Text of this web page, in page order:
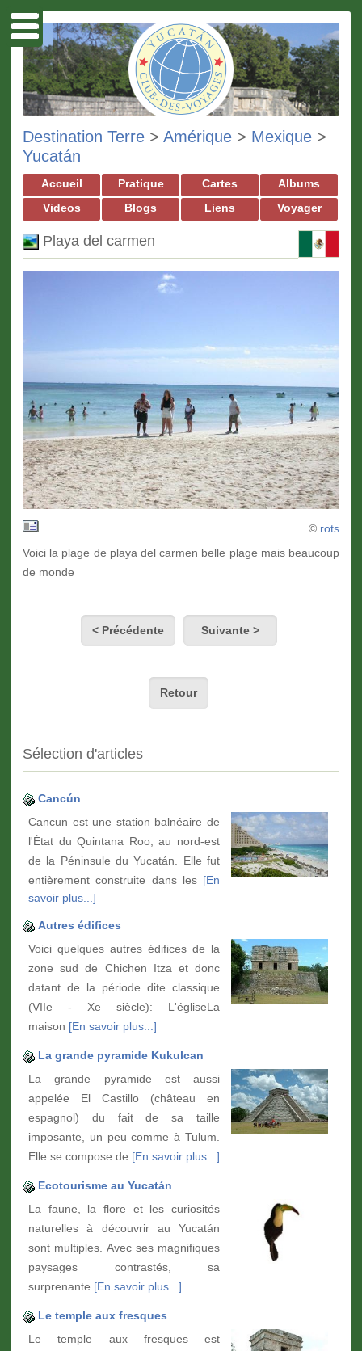
Destination Terre > Amérique > Mexique >
Yucatán
Accueil Pratique Cartes
Albums
Videos
Blogs Liens Voyager
Playa del carmen
© rots
Voici la plage de playa del carmen belle plage mais beaucoup
de monde
< Précédente Suivante >
Retour
Sélection d'articles
Cancún
Cancun est une station balnéaire de
l'État du Quintana Roo, au nord-est
de la Péninsule du Yucatán. Elle fut
entièrement construite dans les [En
savoir plus...]
Autres édifices
Voici quelques autres édifices de la
zone sud de Chichen Itza et donc
datant de la période dite classique
(VIIe - Xe siècle): L'égliseLa
maison [En savoir plus...]
La grande pyramide Kukulcan
La grande pyramide est aussi
appelée El Castillo (château en
espagnol) du fait de sa taille
imposante, un peu comme à Tulum.
Elle se compose de [En savoir plus...]
Ecotourisme au Yucatán
La faune, la flore et les curiosités
naturelles à découvrir au Yucatán
sont multiples. Avec ses magnifiques
paysages contrastés, sa
surprenante [En savoir plus...]
Le temple aux fresques
Le temple aux fresques est